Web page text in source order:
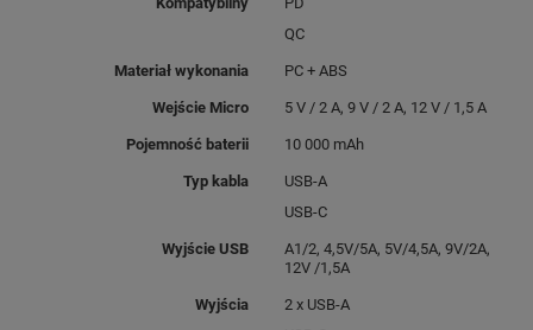
QC
Materiał wykonania PC + ABS
Wejście Micro 5 V / 2 A, 9 V / 2 A, 12 V / 1,5 A
Pojemność baterii 10 000 mAh
Typ kabla
USB-A
USB-C
Wyjście USB
A1/2, 4,5V/5A, 5V/4,5A, 9V/2A,
12V /1,5A
Wyjścia
2 x USB-A